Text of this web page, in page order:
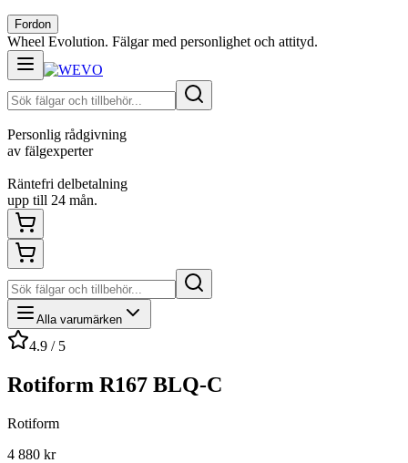
Fordon
Wheel Evolution. Fälgar med personlighet och attityd.
Personlig rådgivning
av fälgexperter
Räntefri delbetalning
upp till 24 mån.
Alla varumärken
4.9 / 5
Rotiform R167 BLQ-C
Rotiform
4 880 kr